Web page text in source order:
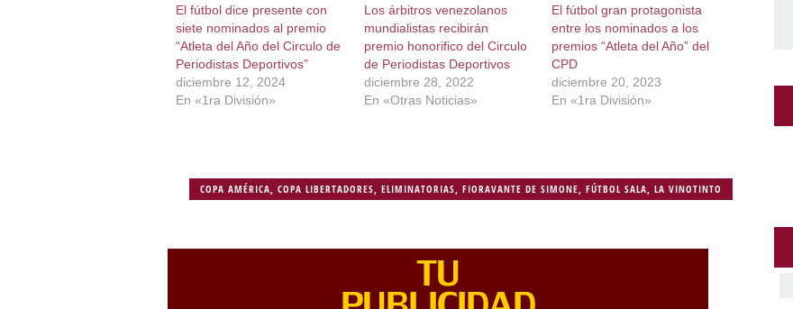
El fútbol dice presente con
siete nominados al premio
“Atleta del Año del Circulo de
Periodistas Deportivos”
diciembre 12, 2024
En «1ra División»
Los árbitros venezolanos
mundialistas recibirán
premio honorifico del Circulo
de Periodistas Deportivos
diciembre 28, 2022
En «Otras Noticias»
El fútbol gran protagonista
entre los nominados a los
premios “Atleta del Año” del
CPD
diciembre 20, 2023
En «1ra División»
COPA AMÉRICA,COPA LIBERTADORES,ELIMINATORIAS,FIORAVANTE DE SIMONE,FÚTBOL SALA,LA VINOTINTO